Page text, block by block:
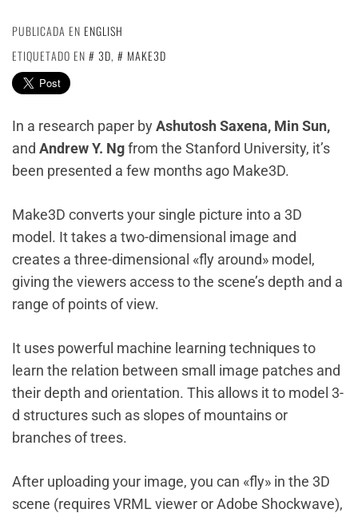
PUBLICADA EN ENGLISH
ETIQUETADO EN
3D, MAKE3D
In a research paper byAshutosh Saxena, Min Sun,
and Andrew Y. Ngfrom the Stanford University, it’s
been presented a few months ago Make3D.
Make3D converts your single picture into a 3D
model. It takes a two-dimensional image and
creates a three-dimensional «fly around» model,
giving the viewers access to the scene’s depth and a
range of points of view.
It uses powerful machine learning techniques to
learn the relation between small image patches and
their depth and orientation. This allows it to model 3-
d structures such as slopes of mountains or
branches of trees.
After uploading your image, you can «fly» in the 3D
scene (requires VRML viewer or Adobe Shockwave),